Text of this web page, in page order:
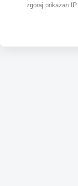
zgoraj prikazan